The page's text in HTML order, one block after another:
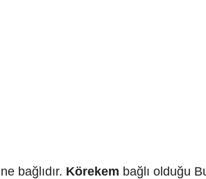
bağlıdır. Körekem bağlı olduğu